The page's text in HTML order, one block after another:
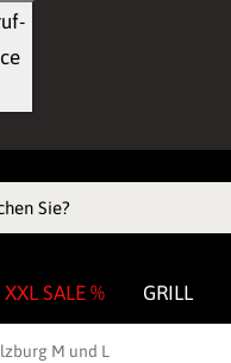
XXL SALE % GRILL
M und L